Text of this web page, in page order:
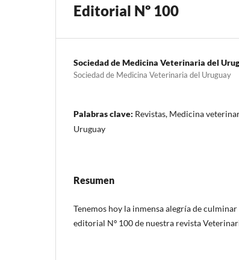
Editorial Nº 100
Sociedad de Medicina Veterinaria del
Sociedad de Medicina Veterinaria del Uruguay
Palabras clave: Revistas, Medicina
Uruguay
Resumen
Tenemos hoy la inmensa alegría de
editorial Nº 100 de nuestra revista